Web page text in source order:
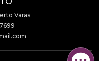
Varas